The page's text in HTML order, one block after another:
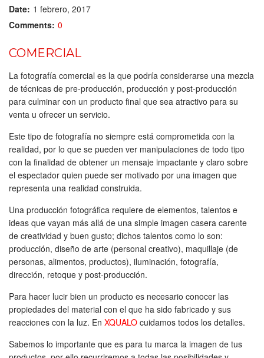
Date: 1 febrero, 2017
Comments: 0
COMERCIAL
La fotografía comercial es la que podría considerarse una mezcla
de técnicas de pre-producción, producción y post-producción
para culminar con un producto final que sea atractivo para su
venta u ofrecer un servicio.
Este tipo de fotografía no siempre está comprometida con la
realidad, por lo que se pueden ver manipulaciones de todo tipo
con la finalidad de obtener un mensaje impactante y claro sobre
el espectador quien puede ser motivado por una imagen que
representa una realidad construida.
Una producción fotográfica requiere de elementos, talentos e
ideas que vayan más allá de una simple imagen casera carente
de creatividad y buen gusto; dichos talentos como lo son:
producción, diseño de arte (personal creativo), maquillaje (de
personas, alimentos, productos), iluminación, fotografía,
dirección, retoque y post-producción.
Para hacer lucir bien un producto es necesario conocer las
propiedades del material con el que ha sido fabricado y sus
reacciones con la luz. En XQUALO cuidamos todos los detalles.
Sabemos lo importante que es para tu marca la imagen de tus